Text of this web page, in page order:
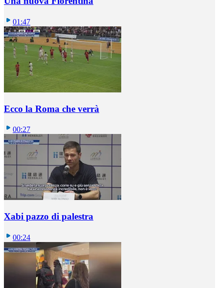
01:47
Ecco la Roma che verrà
00:27
Xabi pazzo di palestra
00:24